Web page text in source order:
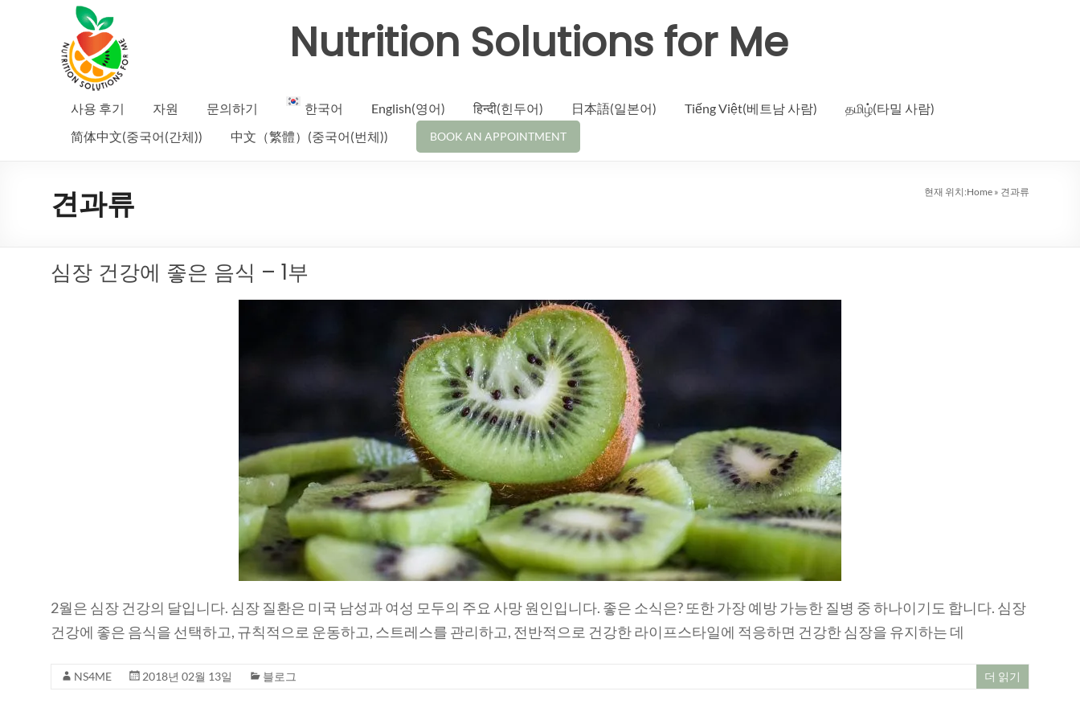
Nutrition Solutions for Me
사용 후기 자원 문의하기 한국어 English(영어) हिन्दी(힌두어) 日本語(일본어) Tiếng Việt(베트남 사람)
தமிழ்(타밀 사람)
简体中文(중국어(간체))
中文（繁體）(중국어(번체)) BOOK AN APPOINTMENT
견과류 현재 위치:Home » 견과류
심장 건강에 좋은 음식 – 1부
2월은 심장 건강의 달입니다. 심장 질환은 미국 남성과 여성 모두의 주요 사망 원인입니다. 좋은 소식은? 또한 가장 예방 가능한 질병 중 하나이기도 합니다. 심장
건강에 좋은 음식을 선택하고, 규칙적으로 운동하고, 스트레스를 관리하고, 전반적으로 건강한 라이프스타일에 적응하면 건강한 심장을 유지하는 데
NS4ME 2018년 02월 13일 블로그 더 읽기